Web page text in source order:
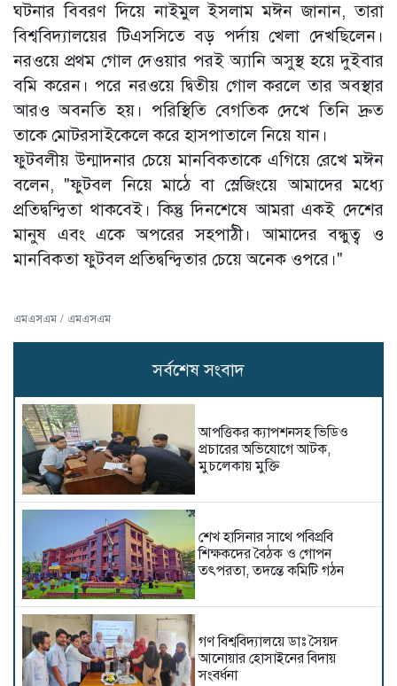
‎ঘটনার বিবরণ দিয়ে নাইমুল ইসলাম মঈন জানান, তারা
বিশ্ববিদ্যালয়ের টিএসসিতে বড় পর্দায় খেলা দেখছিলেন।
নরওয়ে প্রথম গোল দেওয়ার পরই অ্যানি অসুস্থ হয়ে দুইবার
বমি করেন। পরে নরওয়ে দ্বিতীয় গোল করলে তার অবস্থার
আরও অবনতি হয়। পরিস্থিতি বেগতিক দেখে তিনি দ্রুত
তাকে মোটরসাইকেলে করে হাসপাতালে নিয়ে যান।
‎ফুটবলীয় উন্মাদনার চেয়ে মানবিকতাকে এগিয়ে রেখে মঈন
বলেন, "ফুটবল নিয়ে মাঠে বা স্লেজিংয়ে আমাদের মধ্যে
প্রতিদ্বন্দ্বিতা থাকবেই। কিন্তু দিনশেষে আমরা একই দেশের
মানুষ এবং একে অপরের সহপাঠী। আমাদের বন্ধুত্ব ও
মানবিকতা ফুটবল প্রতিদ্বন্দ্বিতার চেয়ে অনেক ওপরে।"
এমএসএম / এমএসএম
সর্বশেষ সংবাদ
আপত্তিকর ক্যাপশনসহ ভিডিও
প্রচারের অভিযোগে আটক,
মুচলেকায় মুক্তি
শেখ হাসিনার সাথে পবিপ্রবি
শিক্ষকদের বৈঠক ও গোপন
তৎপরতা, তদন্তে কমিটি গঠন
গণ বিশ্ববিদ্যালয়ে ডাঃ সৈয়দ
আনোয়ার হোসাইনের বিদায়
সংবর্ধনা